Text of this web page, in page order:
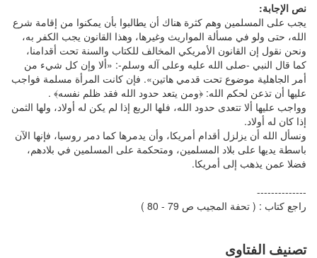
نص الإجابة:
يجب على المسلمين وهم كثرة هناك أن يطالبوا بأن يمكنوا من إقامة شرع
الله، حتى ولو في مسألة المواريث وغيرها، وهذا القانون يجب الكفر به،
ونحن نقول إن القانون الأمريكي المخالف للكتاب والسنة تحت أقدامنا،
كما قال النبي -صلى الله عليه وعلى آله وسلم-: «ألا وإن كل شيء من
أمر الجاهلية موضوع تحت قدمي هاتين». فإن كانت المرأة مسلمة فواجب
عليها أن تذعن لحكم الله: ﴿ومن يتعد حدود الله فقد ظلم نفسه﴾ .
وواجب عليها ألا تتعدى حدود الله، فلها الربع إذا لم يكن له أولاد، ولها الثمن
إذا كان له أولاد.
ونسأل الله أن يزلزل أقدام أمريكا، وأن يدمرها كما دمر روسيا، فإنها الآن
باسطة يديها على بلاد المسلمين، ومتحكمة على المسلمين في بلادهم،
فضلا عمن يذهب إلى أمريكا.
--------------
راجع كتاب : ( تحفة المجيب ص 79 - 80 )
تصنيف الفتاوى